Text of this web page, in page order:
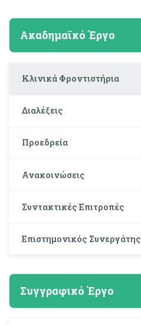
Ακαδημαϊκό Έργο
Κλινικά Φροντιστήρια
Διαλέξεις
Προεδρεία
Ανακοινώσεις
Συντακτικές Επιτροπές
Επιστημονικός Συνεργάτης
Συγγραφικό Έργο